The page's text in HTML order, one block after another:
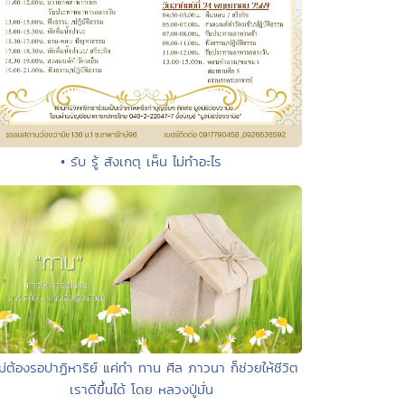
• รับ รู้ สังเกตุ เห็น ไม่ทำอะไร
ต้องรอปาฏิหาริย์ แค่ทำ ทาน ศีล ภาวนา ก็ช่วยให้ชีวิต
เราดีขึ้นได้ โดย หลวงปู่มั่น